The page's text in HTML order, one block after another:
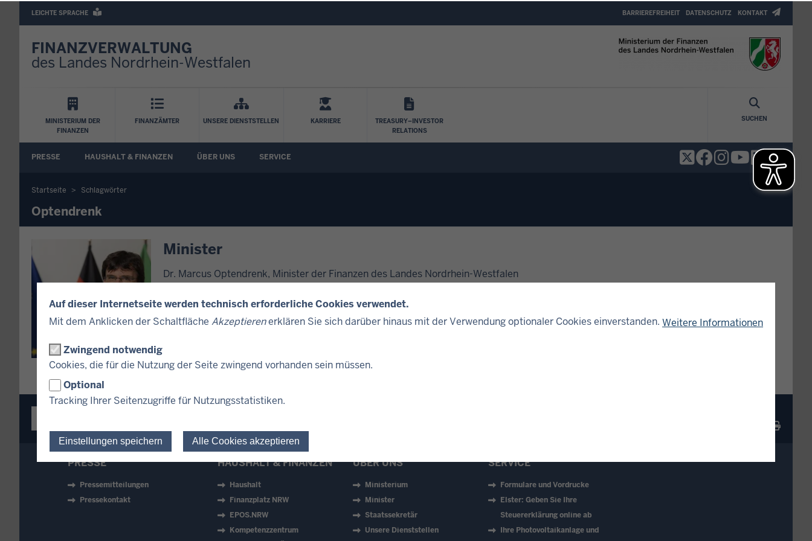
Auf dieser Internetseite werden technisch erforderliche Cookies verwendet.
Mit dem Anklicken der Schaltfläche Akzeptierenerklären Sie sich darüber hinaus mit der Verwendung optionaler Cookies einverstanden. Weitere Informationen
Zwingend notwendig
Cookies, die für die Nutzung der Seite zwingend vorhanden sein müssen.
Optional
Tracking Ihrer Seitenzugriffe für Nutzungsstatistiken.
Einstellungen speichern Alle Cookies akzeptieren
Sprachen
LEICHTE SPRACHE
Top
Menu
BARRIEREFREIHEIT DATENSCHUTZ KONTAKT
FINANZVERWALTUNG
des Landes Nordrhein-Westfalen
Hauptnavigation
MINISTERIUM DER
FINANZEN
FINANZÄMTER UNSERE DIENSTSTELLEN KARRIERE
TREASURY–INVESTOR
RELATIONS
SUCHEN
PRESSE HAUSHALT & FINANZEN ÜBER UNS SERVICE
Sie
befinden
hier
Startseite Schlagwörter
Optendrenk
Minister
Dr. Marcus Optendrenk, Minister der Finanzen des Landes Nordrhein-Westfalen
PRESSE
Pressemitteilungen
Pressekontakt
HAUSHALT & FINANZEN
Haushalt
Finanzplatz NRW
EPOS.NRW
Kompetenzzentrum
ÜBER UNS
Ministerium
Minister
Staatssekretär
Unsere Dienststellen
SERVICE
Formulare und Vordrucke
Elster: Geben Sie Ihre
Steuererklärung online ab
Ihre Photovoltaikanlage und